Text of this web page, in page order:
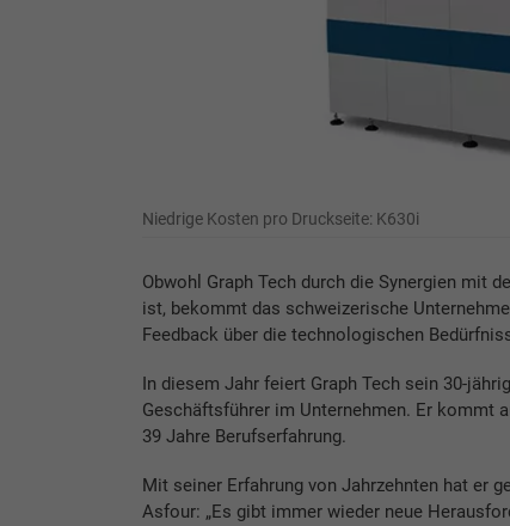
Niedrige Kosten pro Druckseite: K630i
Obwohl Graph Tech durch die Synergien mit
ist, bekommt das schweizerische
Feedback über die technologischen
In diesem Jahr feiert Graph Tech sein 30-
Geschäftsführer im Unternehmen. Er kommt
39 Jahre Berufserfahrung.
Mit seiner Erfahrung von Jahrzehnten hat er
Asfour: „Es gibt immer wieder neue